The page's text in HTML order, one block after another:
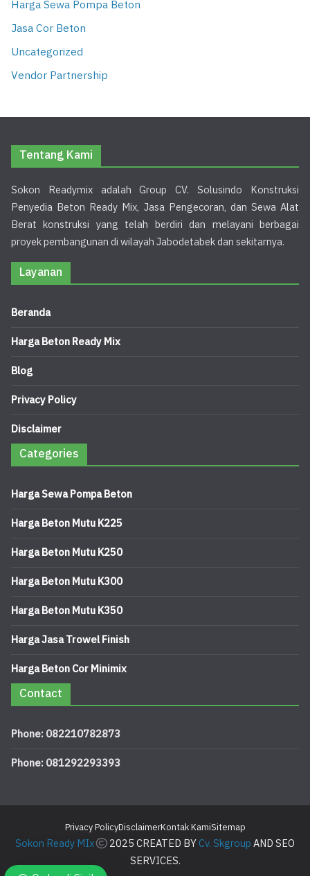
Harga Sewa Pompa Beton
Jasa Cor Beton
Uncategorized
Vendor Partnership
Tentang Kami
Sokon Readymix adalah Group CV. Solusindo Konstruksi
Penyedia Beton Ready Mix, Jasa Pengecoran, dan Sewa Alat
Berat konstruksi yang telah berdiri dan melayani berbagai
proyek pembangunan di wilayah Jabodetabek dan sekitarnya.
Layanan
Beranda
Harga Beton Ready Mix
Blog
Privacy Policy
Disclaimer
Categories
Harga Sewa Pompa Beton
Harga Beton Mutu K225
Harga Beton Mutu K250
Harga Beton Mutu K300
Harga Beton Mutu K350
Harga Jasa Trowel Finish
Harga Beton Cor Minimix
Contact
Phone: 082210782873
Phone: 081292293393
Privacy PolicyDisclaimerKontak KamiSitemap
Sokon Ready MIx 2025 CREATED BYCv. SkgroupAND SEO
SERVICES.